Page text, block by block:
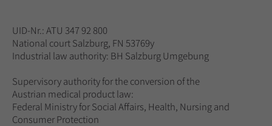
UID-Nr.: ATU 347 92 800
National court Salzburg, FN 53769y
Industrial law authority: BH Salzburg Umgebung
Supervisory authority for the conversion of the
Austrian medical product law:
Federal Ministry for Social Affairs, Health, Nursing and
Consumer Protection